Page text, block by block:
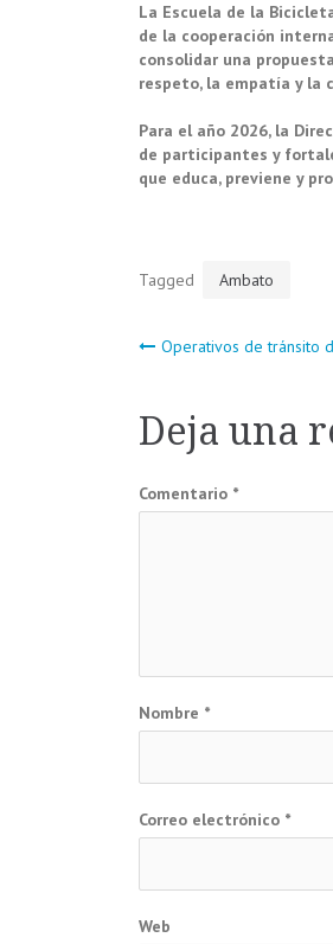
La Escuela de la
de la cooperación
consolidar una
respeto, la empatía y la
Para el año 2026, la
de participantes y
que educa, previene y
Tagged Ambato
de
entradas
Operativos de tránsito
Deja una
Comentario *
Nombre *
Correo electrónico *
Web